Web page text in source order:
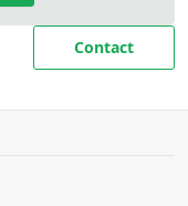
Contact